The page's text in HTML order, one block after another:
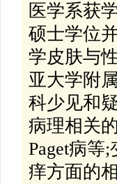
医学系获
硕士学位
学皮肤与
亚大学附
科少见和
病理相关
Paget病等
痒方面的